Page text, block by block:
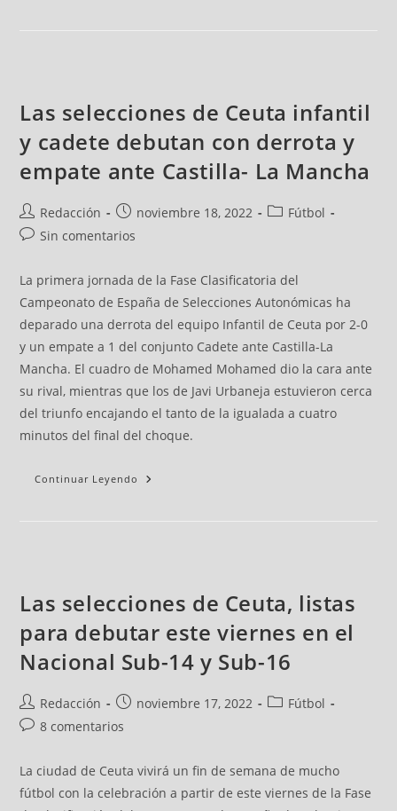
Las selecciones de Ceuta infantil
y cadete debutan con derrota y
empate ante Castilla- La Mancha
Redacción noviembre 18, 2022
Fútbol
Sin comentarios
La primera jornada de la Fase Clasificatoria del
Campeonato de España de Selecciones Autonómicas ha
deparado una derrota del equipo Infantil de Ceuta por 2-0
y un empate a 1 del conjunto Cadete ante Castilla-La
Mancha. El cuadro de Mohamed Mohamed dio la cara ante
su rival, mientras que los de Javi Urbaneja estuvieron cerca
del triunfo encajando el tanto de la igualada a cuatro
minutos del final del choque.
Continuar Leyendo
Las selecciones de Ceuta, listas
para debutar este viernes en el
Nacional Sub-14 y Sub-16
Redacción noviembre 17, 2022
Fútbol
8 comentarios
La ciudad de Ceuta vivirá un fin de semana de mucho
fútbol con la celebración a partir de este viernes de la Fase